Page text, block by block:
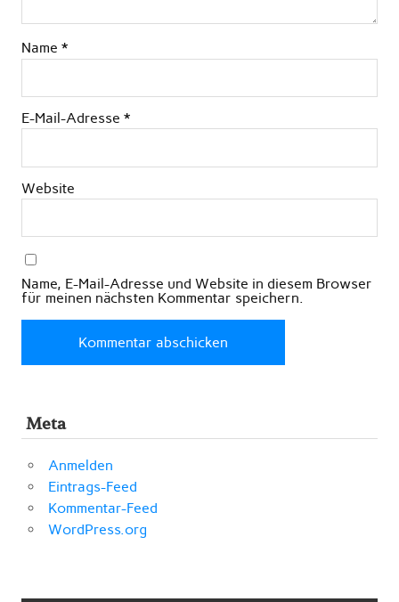
Name *
E-Mail-Adresse *
Website
Name, E-Mail-Adresse und Website in diesem Browser
für meinen nächsten Kommentar speichern.
Meta
Anmelden
Eintrags-Feed
Kommentar-Feed
WordPress.org